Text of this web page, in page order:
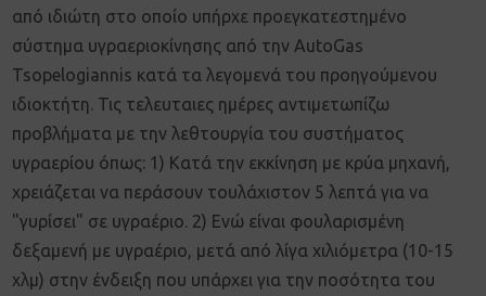
από ιδιώτη στο οποίο υπήρχε προεγκατεστημένο
σύστημα υγραεριοκίνησης από την AutoGas
Tsopelogiannis κατά τα λεγομενά του προηγούμενου
ιδιοκτήτη. Τις τελευταιες ημέρες αντιμετωπίζω
προβλήματα με την λεθτουργία του συστήματος
υγραερίου όπως: 1) Κατά την εκκίνηση με κρύα μηχανή,
χρειάζεται να περάσουν τουλάχιστον 5 λεπτά για να
"γυρίσει" σε υγραέριο. 2) Ενώ είναι φουλαρισμένη
δεξαμενή με υγραέριο, μετά από λίγα χιλιόμετρα (10-15
χλμ) στην ένδειξη που υπάρχει για την ποσότητα του